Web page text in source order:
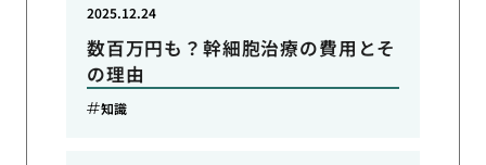
数百万円も？幹細胞治療の費用とそ
の理由
2025.12.24
知識